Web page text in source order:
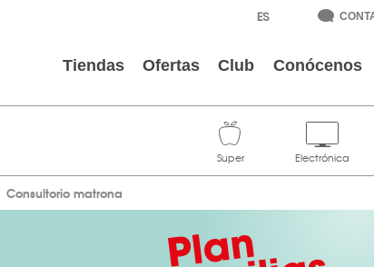
Tiendas Ofertas Club Conócenos
Consultorio matrona